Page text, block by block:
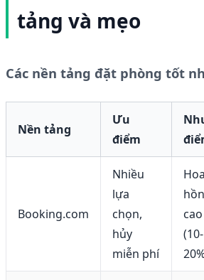
tảng và mẹo
Các nền tảng đặt phòng tốt
Nền tảng
Ưu
điểm
Booking.com
Nhiều
lựa
chọn,
hủy
miễn phí
Hoa
cao
(10-